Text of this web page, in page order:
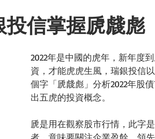
信掌握虒虥彪
2022年是中國的虎年，新年度
資，才能虎虎生風，瑞銀投信
個字「虒虥彪」分析2022年股
出五虎的投資概念。
虒是用在觀察股市行情，此字